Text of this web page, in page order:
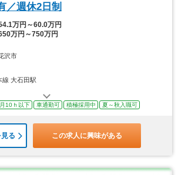
／週休2日制
万円～60.0万円
万円～750万円
沢市
線 大石田駅
10ｈ以下 車通勤可 積極採用中 夏～秋入職可
る この求人に興味がある